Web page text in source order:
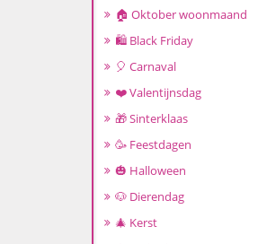
🏠 Oktober woonmaand
🛍️ Black Friday
🎈 Carnaval
❤️ Valentijnsdag
🎁 Sinterklaas
🥳 Feestdagen
🎃 Halloween
🐶 Dierendag
🎄 Kerst